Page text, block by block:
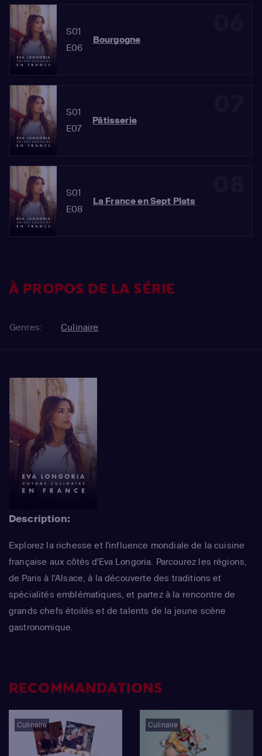
S01
E06
Bourgogne
S01
E07
Pâtisserie
S01
E08
La France en Sept Plats
À PROPOS DE LA SÉRIE
Genres: Culinaire
Description:
Explorez la richesse et l'influence mondiale de la cuisine
française aux côtés d'Eva Longoria. Parcourez les régions,
de Paris à l'Alsace, à la découverte des traditions et
spécialités emblématiques, et partez à la rencontre de
grands chefs étoilés et de talents de la jeune scène
gastronomique.
RECOMMANDATIONS
Culinaire Culinaire